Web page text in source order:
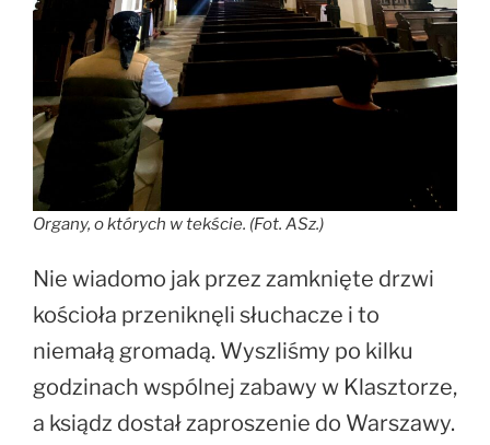
Organy, o których w tekście. (Fot. ASz.)
Nie wiadomo jak przez zamknięte drzwi
kościoła przeniknęli słuchacze i to
niemałą gromadą. Wyszliśmy po kilku
godzinach wspólnej zabawy w Klasztorze,
a ksiądz dostał zaproszenie do Warszawy.